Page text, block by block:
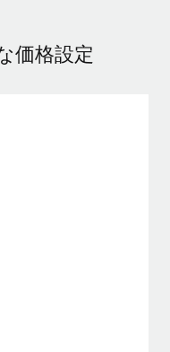
価格設定